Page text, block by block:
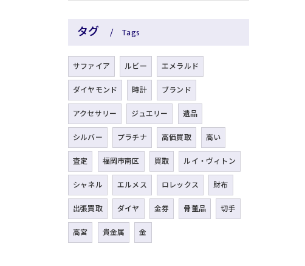
タグ Tags
サファイア ルビー
エメラルド
ダイヤモンド
時計
ブランド
アクセサリー
ジュエリー
遺品
シルバー
プラチナ 高価買取
高い
査定
福岡市南区 買取
ルイ・ヴィトン
シャネル
エルメス ロレックス
財布
出張買取
ダイヤ 金券 骨董品
切手
高宮
貴金属 金